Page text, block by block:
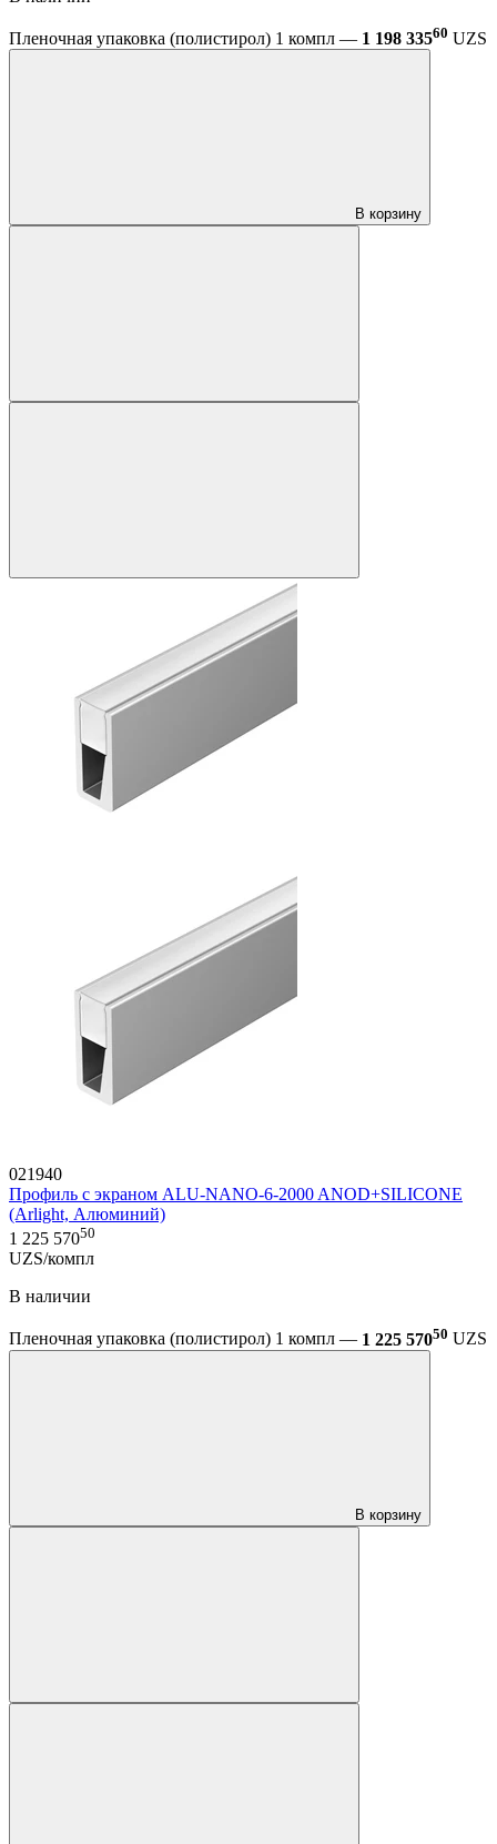
Пленочная упаковка (полистирол) 1 компл — 1 198 33560 UZS
В корзину
021940
Профиль с экраном ALU-NANO-6-2000 ANOD+SILICONE
(Arlight, Алюминий)
1 225 57050
UZS/компл
В наличии
Пленочная упаковка (полистирол) 1 компл — 1 225 57050 UZS
В корзину